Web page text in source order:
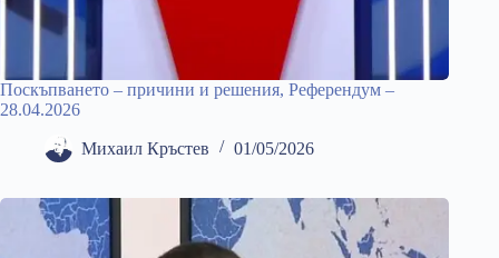
Поскъпването – причини и решения, Референдум –
28.04.2026
Михаил Кръстев 01/05/2026